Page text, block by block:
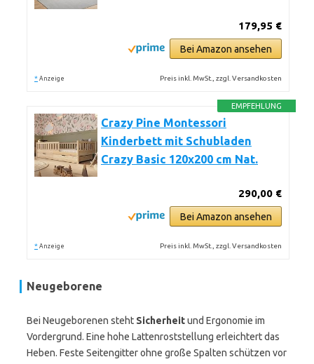
179,95 €
Bei Amazon ansehen
* Anzeige Preis inkl. MwSt., zzgl. Versandkosten
EMPFEHLUNG
Crazy Pine Montessori
Kinderbett mit Schubladen
Crazy Basic 120x200 cm Nat.
290,00 €
Bei Amazon ansehen
* Anzeige Preis inkl. MwSt., zzgl. Versandkosten
Neugeborene
Bei Neugeborenen steht Sicherheitund Ergonomie im
Vordergrund. Eine hohe Lattenroststellung erleichtert das
Heben. Feste Seitengitter ohne große Spalten schützen vor